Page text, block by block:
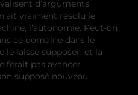
d’arguments
vraiment résolu le
l’autonomie. Peut-on
ce domaine dans le
le laisse supposer, et la
ferait pas avancer
supposé nouveau